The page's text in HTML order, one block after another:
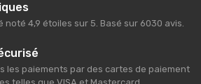
noté 4,9 étoiles sur 5. Basé sur 6030 avis.
les paiements par des cartes de paiement